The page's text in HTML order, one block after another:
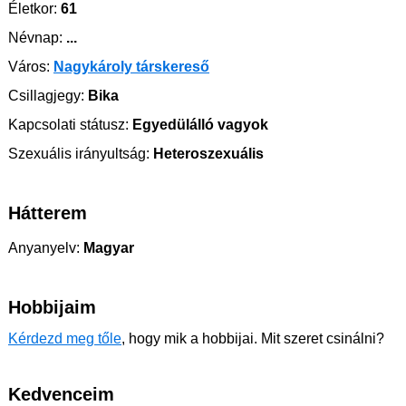
Életkor: 61
Névnap: ...
Város: Nagykároly társkereső
Csillagjegy: Bika
Kapcsolati státusz: Egyedülálló vagyok
Szexuális irányultság: Heteroszexuális
Hátterem
Anyanyelv: Magyar
Hobbijaim
Kérdezd meg tőle, hogy mik a hobbijai. Mit szeret csinálni?
Kedvenceim